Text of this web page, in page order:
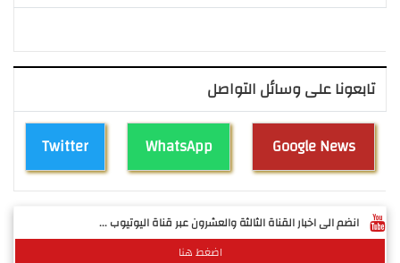
تابعونا على وسائل التواصل
Twitter WhatsApp Google News
انضم الى اخبار القناة الثالثة والعشرون عبر قناة اليوتيوب ...
اضغط هنا